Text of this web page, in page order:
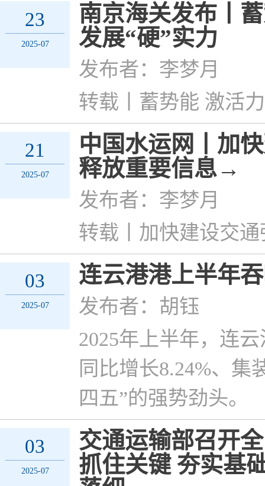
23
2025-07
南京海关发布丨
发展“硬”实力
发布者：李梦月
转载丨蓄势能 激活
21
2025-07
中国水运网丨加
释放重要信息→
发布者：李梦月
转载丨加快建设交
03
2025-07
连云港港上半年
发布者：胡钰
2025年上半年，连
同比增长8.24%、集
四五”的强势劲头。
03
2025-07
交通运输部召开
抓住关键 夯实基